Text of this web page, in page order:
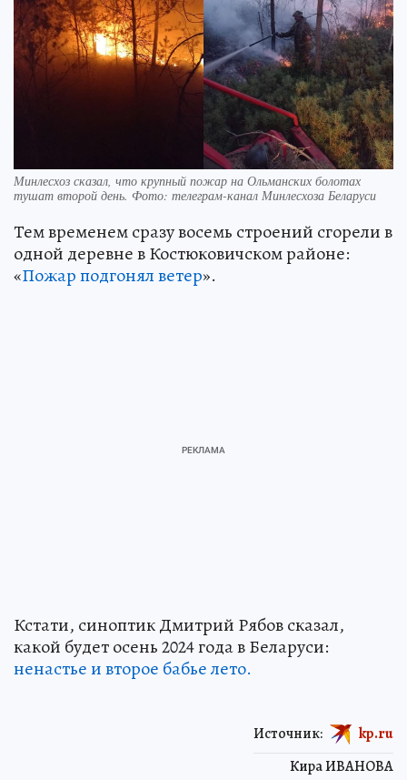
Минлесхоз сказал, что крупный пожар на Ольманских болотах
тушат второй день. Фото: телеграм-канал Минлесхоза Беларуси
Тем временем сразу восемь строений сгорели в
одной деревне в Костюковичском районе:
«Пожар подгонял ветер».
Кстати, синоптик Дмитрий Рябов сказал,
какой будет осень 2024 года в Беларуси:
ненастье и второе бабье лето.
Кира ИВАНОВА
Источник: kp.ru